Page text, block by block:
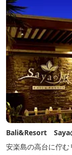
Bali&Resort Saya
安楽島の高台に佇